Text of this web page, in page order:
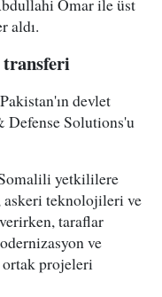
Omar ile üst
aldı.
transferi
devlet
Solutions'u
yetkililere
askeri teknolojileri ve
taraflar
ve
ortak projeleri